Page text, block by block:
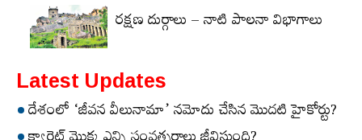
రక్షణ దుర్గాలు – నాటి పాలనా విభాగాలు
Latest Updates
దేశంలో ‘జీవన వీలునామా’ నమోదు చేసిన మొదటి హైకోర్టు?